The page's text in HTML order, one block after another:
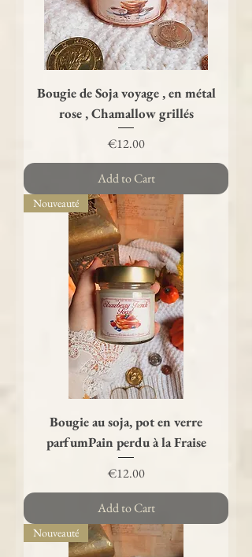
Bougie de Soja voyage , en métal
rose , Chamallow grillés
Price
€12.00
Add to Cart
Nouveauté
Bougie au soja, pot en verre
parfumPain perdu à la Fraise
Price
€12.00
Add to Cart
Nouveauté